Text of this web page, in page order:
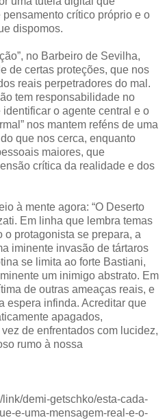
crítico próprio e o
dispomos.
no Barbeiro de Sevilha,
de certas proteções, que nos
reais perpetradores do mal.
tem responsabilidade no
o agente central e o
nos mantem reféns de uma
que nos cerca, enquanto
maiores, que
crítica da realidade e dos
à mente agora: “O Deserto
Em linha que lembra temas
o protagonista se prepara, a
iminente invasão de tártaros
se limita ao forte Bastiani,
um inimigo abstrato. Em
de outras ameaças reais, e
espera infinda. Acreditar que
apagados,
de enfrentados com lucidez,
rumo à nossa
demi-getschko/esta-cada-
e-uma-mensagem-real-e-o-